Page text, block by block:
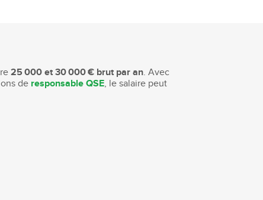
25 000 et 30 000 € brut par an. Avec
de responsable QSE, le salaire peut